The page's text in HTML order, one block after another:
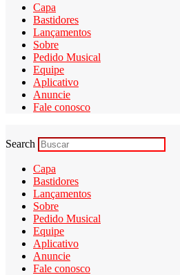
Capa
Bastidores
Lançamentos
Sobre
Pedido Musical
Equipe
Aplicativo
Anuncie
Fale conosco
Search
Capa
Bastidores
Lançamentos
Sobre
Pedido Musical
Equipe
Aplicativo
Anuncie
Fale conosco